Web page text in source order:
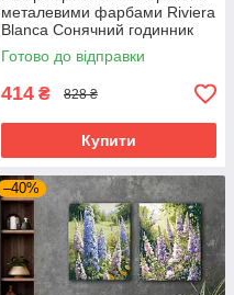
металевими фарбами Riviera
Blanca Сонячний годинник
(ITR-012) 3 шт в наборі
Готово до відправки
414 ₴ 828 ₴
Купити
–40%